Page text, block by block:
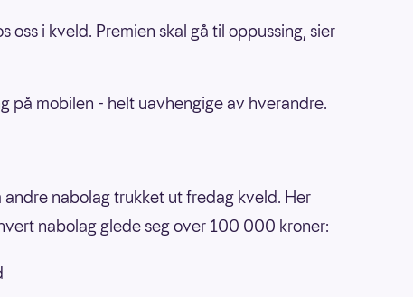
oss i kveld. Premien skal gå til oppussing, sier
på mobilen - helt uavhengige av hverandre.
nabolag trukket ut fredag kveld. Her
nabolag glede seg over 100 000 kroner: